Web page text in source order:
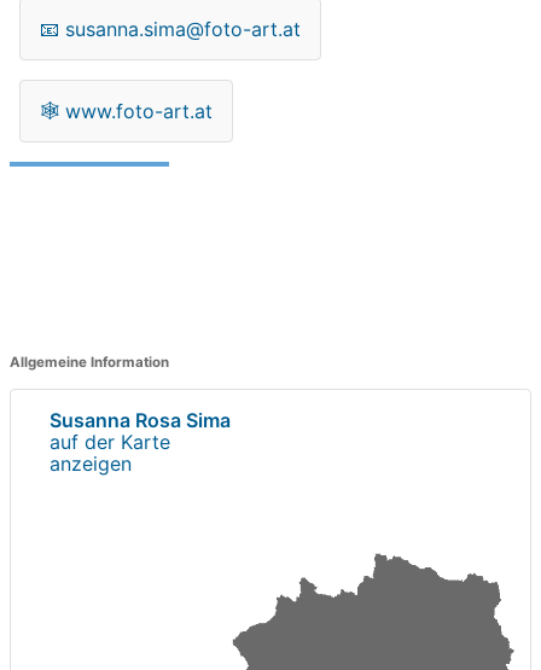
📧 susanna.sima@foto-art.at
🕸 www.foto-art.at
Allgemeine Information
Susanna Rosa Sima
auf der Karte
anzeigen